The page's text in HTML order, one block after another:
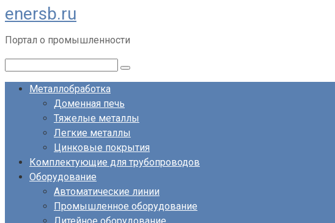
Перейти
к
контенту
enersb.ru
Портал о промышленности
Металлобработка
Доменная печь
Тяжелые металлы
Легкие металлы
Цинковые покрытия
Комплектующие для трубопроводов
Оборудование
Автоматические линии
Промышленное оборудование